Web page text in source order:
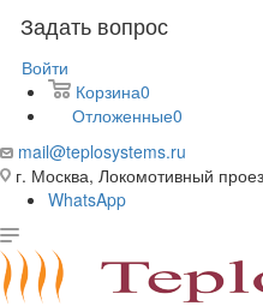
Задать вопрос
Войти
Корзина0
Отложенные0
mail@teplosystems.ru
г. Москва, Локомотивный
WhatsApp